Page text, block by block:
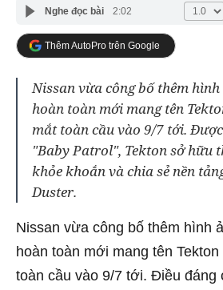
Nghe đọc bài 2:02
Thêm AutoPro trên Google
Nissan vừa công bố thêm hình
hoàn toàn mới mang tên
mắt toàn cầu vào 9/7 tới.
"Baby Patrol", Tekton sở hữu
khỏe khoắn và chia sẻ nền
Duster.
Nissan vừa công bố thêm hình
hoàn toàn mới mang tên
toàn cầu vào 9/7 tới. Điều đáng